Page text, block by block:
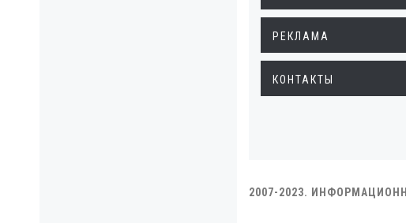
РЕКЛАМА
КОНТАКТЫ
2007-2023.